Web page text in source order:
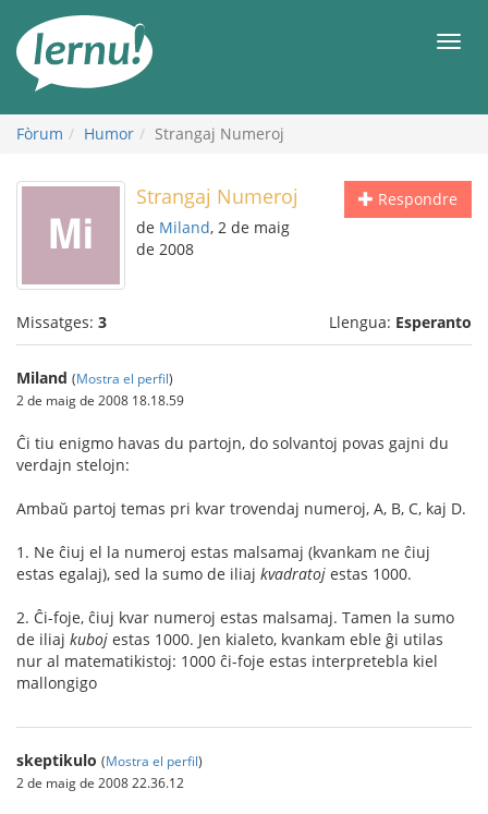
contingut
Fòrum Humor Strangaj Numeroj
Respondre
Strangaj Numeroj
de Miland, 2 de maig
de 2008
Missatges: 3 Llengua: Esperanto
Miland (Mostra el perfil)
2 de maig de 2008 18.18.59
Ĉi tiu enigmo havas du partojn, do solvantoj povas gajni du
verdajn stelojn:
Ambaŭ partoj temas pri kvar trovendaj numeroj, A, B, C, kaj D.
1. Ne ĉiuj el la numeroj estas malsamaj (kvankam ne ĉiuj
estas egalaj), sed la sumo de iliaj kvadratoj estas 1000.
2. Ĉi-foje, ĉiuj kvar numeroj estas malsamaj. Tamen la sumo
de iliaj kuboj estas 1000. Jen kialeto, kvankam eble ĝi utilas
nur al matematikistoj: 1000 ĉi-foje estas interpretebla kiel
mallongigo
skeptikulo (Mostra el perfil)
2 de maig de 2008 22.36.12